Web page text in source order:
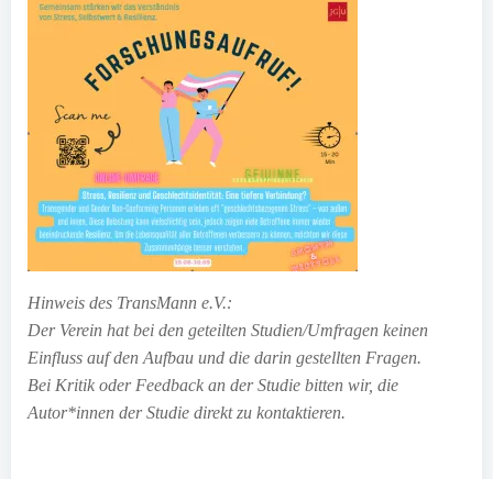
Hinweis des TransMann e.V.:
Der Verein hat bei den geteilten Studien/Umfragen keinen
Einfluss auf den Aufbau und die darin gestellten Fragen.
Bei Kritik oder Feedback an der Studie bitten wir, die
Autor*innen der Studie direkt zu kontaktieren.